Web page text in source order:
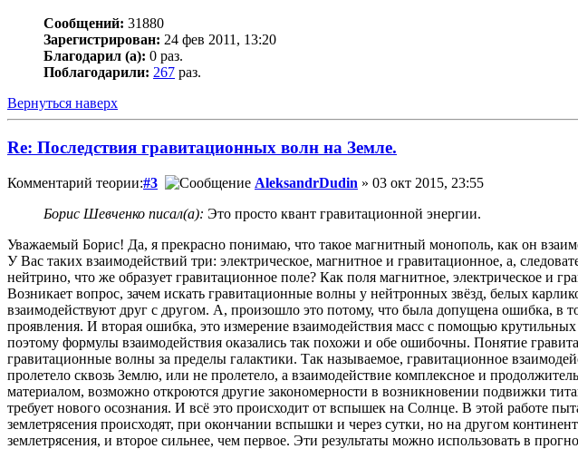
Сообщений: 31880
Зарегистрирован: 24 фев 2011, 13:20
Благодарил (а): 0 раз.
Поблагодарили: 267 раз.
Вернуться наверх
Re: Последствия гравитационных волн на Земле.
Комментарий теории:#3 AleksandrDudin » 03 окт 2015, 23:55
Борис Шевченко писал(а): Это просто квант гравитационной энергии.
Уважаемый Борис! Да, я прекрасно понимаю, что такое магнитный монополь, как он
У Вас таких взаимодействий три: электрическое, магнитное и гравитационное, а,
нейтрино, что же образует гравитационное поле? Как поля магнитное, электрическое и
Возникает вопрос, зачем искать гравитационные волны у нейтронных звёзд, белых
взаимодействуют друг с другом. А, произошло это потому, что была допущена ошибка, в
проявления. И вторая ошибка, это измерение взаимодействия масс с помощью
поэтому формулы взаимодействия оказались так похожи и обе ошибочны. Понятие
гравитационные волны за пределы галактики. Так называемое, гравитационное
пролетело сквозь Землю, или не пролетело, а взаимодействие комплексное и
материалом, возможно откроются другие закономерности в возникновении подвижки
требует нового осознания. И всё это происходит от вспышек на Солнце. В этой работе
землетрясения происходят, при окончании вспышки и через сутки, но на другом
землетрясения, и второе сильнее, чем первое. Эти результаты можно использовать в